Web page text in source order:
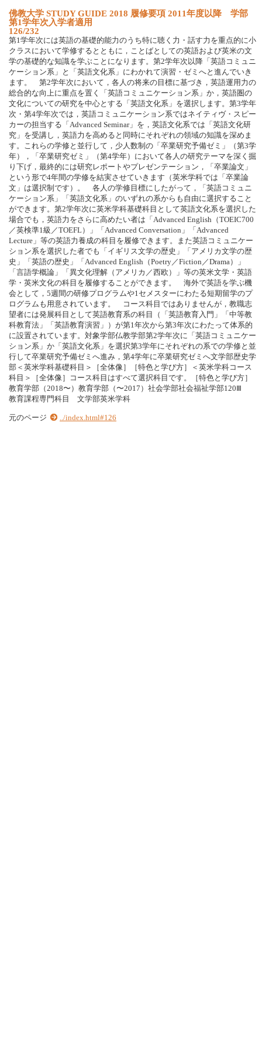
佛教大学 STUDY GUIDE 2018 履修要項 2011年度以降 学部
第1学年次入学者適用
126/232
第1学年次には英語の基礎的能力のうち特に聴く力・話す力を重点的に小
クラスにおいて学修するとともに，ことばとしての英語および英米の文
学の基礎的な知識を学ぶことになります。第2学年次以降「英語コミュニ
ケーション系」と「英語文化系」にわかれて演習・ゼミへと進んでいき
ます。 第2学年次において，各人の将来の目標に基づき，英語運用力の
総合的な向上に重点を置く「英語コミュニケーション系」か，英語圏の
文化についての研究を中心とする「英語文化系」を選択します。第3学年
次・第4学年次では，英語コミュニケーション系ではネイティヴ・スピー
カーの担当する「Advanced Seminar」を，英語文化系では「英語文化研
究」を受講し，英語力を高めると同時にそれぞれの領域の知識を深めま
す。これらの学修と並行して，少人数制の「卒業研究予備ゼミ」（第3学
年），「卒業研究ゼミ」（第4学年）において各人の研究テーマを深く掘
り下げ，最終的には研究レポートやプレゼンテーション，「卒業論文」
という形で4年間の学修を結実させていきます（英米学科では「卒業論
文」は選択制です）。 各人の学修目標にしたがって，「英語コミュニ
ケーション系」「英語文化系」のいずれの系からも自由に選択すること
ができます。第2学年次に英米学科基礎科目として英語文化系を選択した
場合でも，英語力をさらに高めたい者は「Advanced English（TOEIC700
／英検準1級／TOEFL）」「Advanced Conversation」「Advanced
Lecture」等の英語力養成の科目を履修できます。また英語コミュニケー
ション系を選択した者でも「イギリス文学の歴史」「アメリカ文学の歴
史」「英語の歴史」「Advanced English（Poetry／Fiction／Drama）」
「言語学概論」「異文化理解（アメリカ／西欧）」等の英米文学・英語
学・英米文化の科目を履修することができます。 海外で英語を学ぶ機
会として，5週間の研修プログラムや1セメスターにわたる短期留学のプ
ログラムも用意されています。 コース科目ではありませんが，教職志
望者には発展科目として英語教育系の科目（「英語教育入門」「中等教
科教育法」「英語教育演習」）が第1年次から第3年次にわたって体系的
に設置されています。対象学部仏教学部第2学年次に「英語コミュニケー
ション系」か「英語文化系」を選択第3学年にそれぞれの系での学修と並
行して卒業研究予備ゼミへ進み，第4学年に卒業研究ゼミへ文学部歴史学
部＜英米学科基礎科目＞［全体像］［特色と学び方］＜英米学科コース
科目＞［全体像］コース科目はすべて選択科目です。［特色と学び方］
教育学部（2018〜）教育学部（〜2017）社会学部社会福祉学部120Ⅲ
教育課程専門科目 文学部英米学科
元のページ ../index.html#126